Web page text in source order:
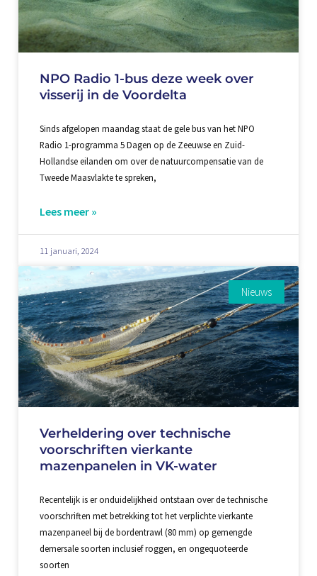
NPO Radio 1-bus deze week over
visserij in de Voordelta
Sinds afgelopen maandag staat de gele bus van het NPO
Radio 1-programma 5 Dagen op de Zeeuwse en Zuid-
Hollandse eilanden om over de natuurcompensatie van de
Tweede Maasvlakte te spreken,
Lees meer »
11 januari, 2024
Nieuws
Verheldering over technische
voorschriften vierkante
mazenpanelen in VK-water
Recentelijk is er onduidelijkheid ontstaan over de technische
voorschriften met betrekking tot het verplichte vierkante
mazenpaneel bij de bordentrawl (80 mm) op gemengde
demersale soorten inclusief roggen, en ongequoteerde
soorten